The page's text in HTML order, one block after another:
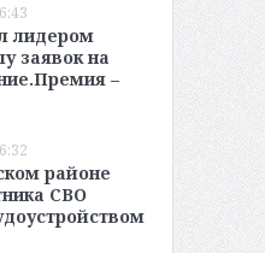
лидером
заявок на
–
районе
СВО